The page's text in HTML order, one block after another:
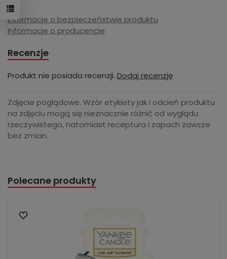
Informacje o bezpieczeństwie produktu
Informacje o producencie
Recenzje
Produkt nie posiada recenzji. Dodaj recenzję
Zdjęcie poglądowe. Wzór etykiety jak i odcień produktu
na zdjęciu mogą się nieznacznie różnić od wyglądu
rzeczywistego, natomiast receptura i zapach zawsze
bez zmian.
Polecane produkty